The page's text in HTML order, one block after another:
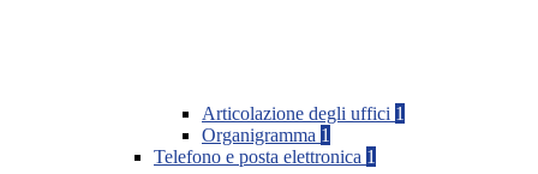
Articolazione degli uffici 1
Organigramma 1
Telefono e posta elettronica 1